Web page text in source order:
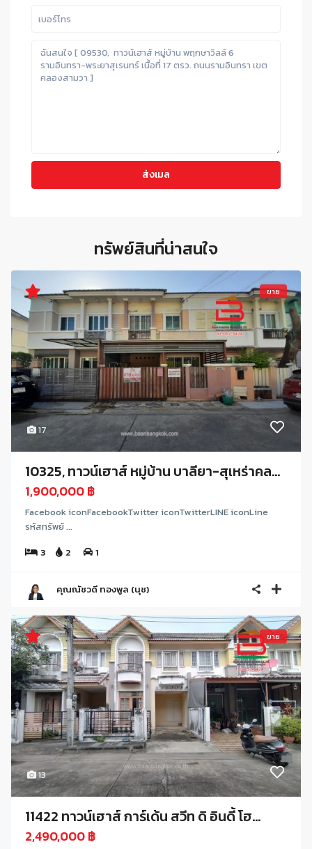
ทรัพย์สินที่น่าสนใจ
17
ขาย
10325, ทาวน์เฮาส์ หมู่บ้าน บาลียา-สุเหร่าคล...
1,900,000 ฿
Facebook iconFacebookTwitter iconTwitterLINE iconLine
รหัสทรัพย์ ...
3
2 1
คุณณัชวดี ทองพูล (นุช)
13
ขาย
11422 ทาวน์เฮาส์ การ์เด้น สวีท ดิ อินดี้ โฮ...
2,490,000 ฿